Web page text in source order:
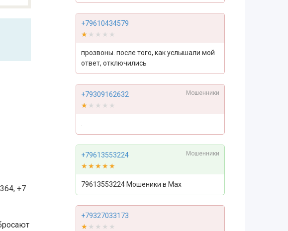
+7
+79610434579
★★★★★
★★★★★
прозвоны. после того, как услышали мой
ответ, отключились
+79309162632 Мошенники
★★★★★
★★★★★
+79613553224 Мошенники
★★★★★
★★★★★
79613553224 Мошеники в Max
+79327033173
★★★★★
★★★★★